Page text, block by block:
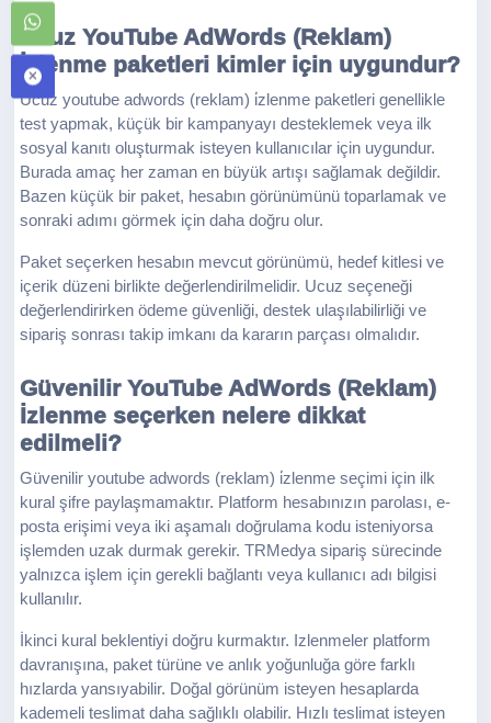
Ucuz YouTube AdWords (Reklam)
İzlenme paketleri kimler için uygundur?
Ucuz youtube adwords (reklam) i̇zlenme paketleri genellikle
test yapmak, küçük bir kampanyayı desteklemek veya ilk
sosyal kanıtı oluşturmak isteyen kullanıcılar için uygundur.
Burada amaç her zaman en büyük artışı sağlamak değildir.
Bazen küçük bir paket, hesabın görünümünü toparlamak ve
sonraki adımı görmek için daha doğru olur.
Paket seçerken hesabın mevcut görünümü, hedef kitlesi ve
içerik düzeni birlikte değerlendirilmelidir. Ucuz seçeneği
değerlendirirken ödeme güvenliği, destek ulaşılabilirliği ve
sipariş sonrası takip imkanı da kararın parçası olmalıdır.
Güvenilir YouTube AdWords (Reklam)
İzlenme seçerken nelere dikkat
edilmeli?
Güvenilir youtube adwords (reklam) i̇zlenme seçimi için ilk
kural şifre paylaşmamaktır. Platform hesabınızın parolası, e-
posta erişimi veya iki aşamalı doğrulama kodu isteniyorsa
işlemden uzak durmak gerekir. TRMedya sipariş sürecinde
yalnızca işlem için gerekli bağlantı veya kullanıcı adı bilgisi
kullanılır.
İkinci kural beklentiyi doğru kurmaktır. Izlenmeler platform
davranışına, paket türüne ve anlık yoğunluğa göre farklı
hızlarda yansıyabilir. Doğal görünüm isteyen hesaplarda
kademeli teslimat daha sağlıklı olabilir. Hızlı teslimat isteyen